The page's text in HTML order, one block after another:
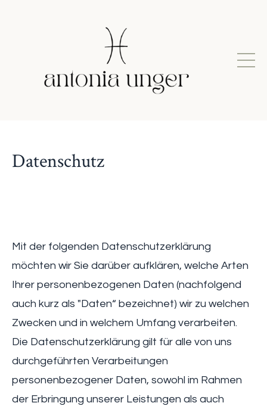
Datenschutz
Mit der folgenden Datenschutzerklärung
möchten wir Sie darüber aufklären, welche Arten
Ihrer personenbezogenen Daten (nachfolgend
auch kurz als "Daten“ bezeichnet) wir zu welchen
Zwecken und in welchem Umfang verarbeiten.
Die Datenschutzerklärung gilt für alle von uns
durchgeführten Verarbeitungen
personenbezogener Daten, sowohl im Rahmen
der Erbringung unserer Leistungen als auch